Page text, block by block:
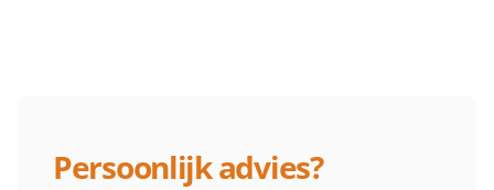
Persoonlijk advies?